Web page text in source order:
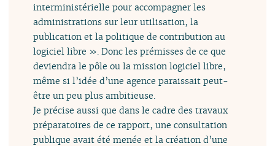
interministérielle pour accompagner les
administrations sur leur utilisation, la
publication et la politique de contribution au
logiciel libre ». Donc les prémisses de ce que
deviendra le pôle ou la mission logiciel libre,
même si l’idée d’une agence paraissait peut-
être un peu plus ambitieuse.
Je précise aussi que dans le cadre des travaux
préparatoires de ce rapport, une consultation
publique avait été menée et la création d’une